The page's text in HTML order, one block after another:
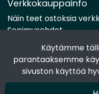
Käytämme
parantaaksemme
sivuston käyttöä
Verkkokauppainfo
Näin teet ostoksia
Sopimusehdot
Toimitustavat
Maksutavat
Tietosuojaseloste